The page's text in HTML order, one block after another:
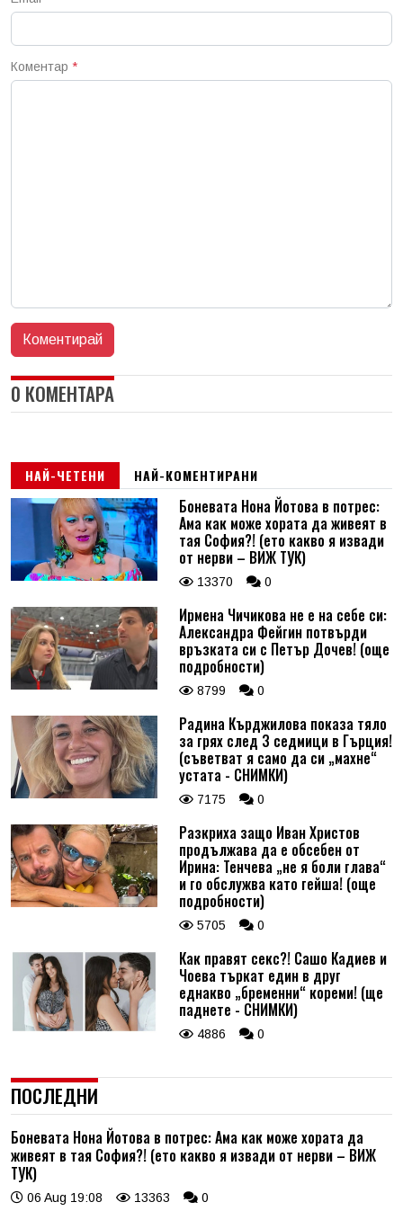
Коментар *
0 КОМЕНТАРА
НАЙ-ЧЕТЕНИ НАЙ-КОМЕНТИРАНИ
Боневата Нона Йотова в потрес:
Ама как може хората да живеят в
тая София?! (ето какво я извади
от нерви – ВИЖ ТУК)
13370 0
Ирмена Чичикова не е на себе си:
Александра Фейгин потвърди
връзката си с Петър Дочев! (още
подробности)
8799 0
Радина Кърджилова показа тяло
за грях след 3 седмици в Гърция!
(съветват я само да си „махне“
устата - СНИМКИ)
7175 0
Разкриха защо Иван Христов
продължава да е обсебен от
Ирина: Тенчева „не я боли глава“
и го обслужва като гейша! (още
подробности)
5705 0
Как правят секс?! Сашо Кадиев и
Чоева търкат един в друг
еднакво „бременни“ кореми! (ще
паднете - СНИМКИ)
4886 0
ПОСЛЕДНИ
Боневата Нона Йотова в потрес: Ама как може хората да
живеят в тая София?! (ето какво я извади от нерви – ВИЖ
ТУК)
06 Aug 19:08 13363 0